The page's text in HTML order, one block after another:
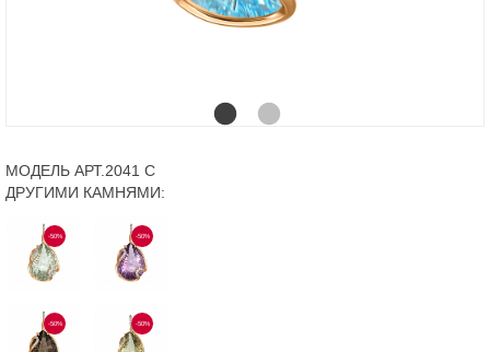
МОДЕЛЬ АРТ.2041 С
ДРУГИМИ КАМНЯМИ:
-50% -50%
-50% -50%